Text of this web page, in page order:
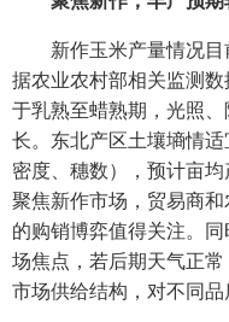
新作玉米产量情况目
据农业农村部相关监测
于乳熟至蜡熟期，光照
长。东北产区土壤墒情
密度、穗数），预计亩均
聚焦新作市场，贸易商
的购销博弈值得关注。
场焦点，若后期天气正
市场供给结构，对不同品